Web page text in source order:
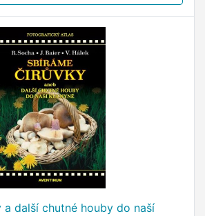
a další chutné houby do naší